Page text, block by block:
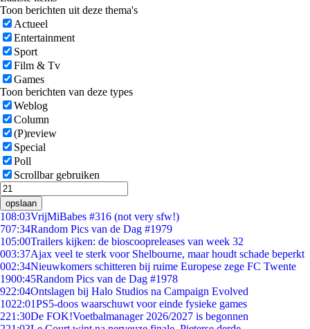
Toon berichten uit deze thema's
Actueel
Entertainment
Sport
Film & Tv
Games
Toon berichten van deze types
Weblog
Column
(P)review
Special
Poll
Scrollbar gebruiken
opslaan
108:03VrijMiBabes #316 (not very sfw!)
707:34Random Pics van de Dag #1979
105:00Trailers kijken: de bioscoopreleases van week 32
003:37Ajax veel te sterk voor Shelbourne, maar houdt schade beperkt
002:34Nieuwkomers schitteren bij ruime Europese zege FC Twente
1900:45Random Pics van de Dag #1978
922:04Ontslagen bij Halo Studios na Campaign Evolved
1022:01PS5-doos waarschuwt voor einde fysieke games
221:30De FOK!Voetbalmanager 2026/2027 is begonnen